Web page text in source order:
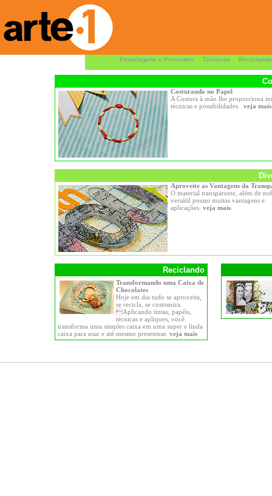
Embalagens e Presentes Técnicas Reciclando
Costurando no Papel
A Costura à mão lhe proporciona
técnicas e possibilidades. veja mais
Aproveite as Vantagens da
O material transparente, além de
versátil possui muitas vantagens e
aplicações. veja mais
Reciclando
Transformando uma Caixa de
Chocolates
Hoje em dia tudo se aproveita,
se recicla, se customiza.
Aplicando tintas, papéis,
técnicas e apliques, você
transforma uma simples caixa em uma super e linda
caixa para usar e até mesmo presentear. veja mais